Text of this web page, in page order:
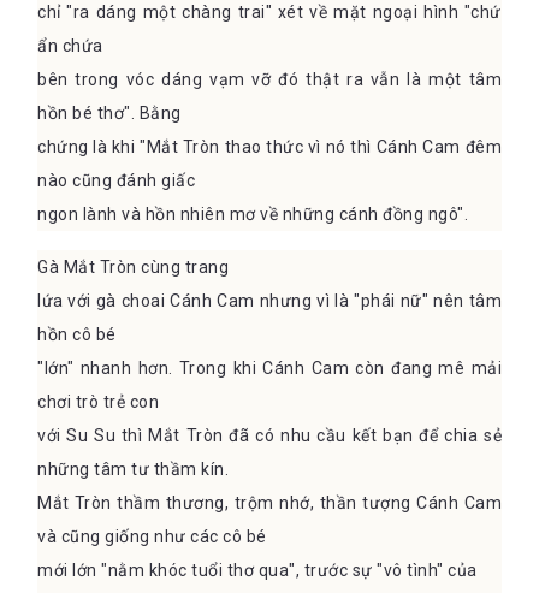
chỉ "ra dáng một chàng trai" xét về mặt ngoại hình "chứ
ẩn chứa
bên trong vóc dáng vạm vỡ đó thật ra vẫn là một tâm
hồn bé thơ". Bằng
chứng là khi "Mắt Tròn thao thức vì nó thì Cánh Cam đêm
nào cũng đánh giấc
ngon lành và hồn nhiên mơ về những cánh đồng ngô".
Gà Mắt Tròn cùng trang
lứa với gà choai Cánh Cam nhưng vì là "phái nữ" nên tâm
hồn cô bé
"lớn" nhanh hơn. Trong khi Cánh Cam còn đang mê mải
chơi trò trẻ con
với Su Su thì Mắt Tròn đã có nhu cầu kết bạn để chia sẻ
những tâm tư thầm kín.
Mắt Tròn thầm thương, trộm nhớ, thần tượng Cánh Cam
và cũng giống như các cô bé
mới lớn "nằm khóc tuổi thơ qua", trước sự "vô tình" của